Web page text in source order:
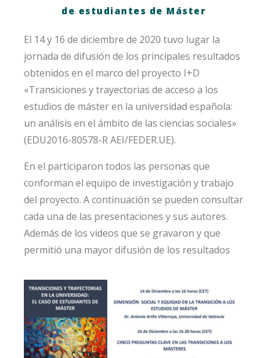
de estudiantes de Máster
El 14 y 16 de diciembre de 2020 tuvo lugar la
jornada de difusión de los principales resultados
obtenidos en el marco del proyecto I+D
«Transiciones y trayectorias de acceso a los
estudios de máster en la universidad española:
un análisis en el ámbito de las ciencias sociales»
(EDU2016-80578-R AEI/FEDER.UE).
En el participaron todos las personas que
conforman el equipo de investigación y trabajo
del proyecto. A continuación se pueden consultar
cada una de las presentaciones y sus autores.
Además de los videos que se gravaron y que
permitió una mayor difusión de los resultados